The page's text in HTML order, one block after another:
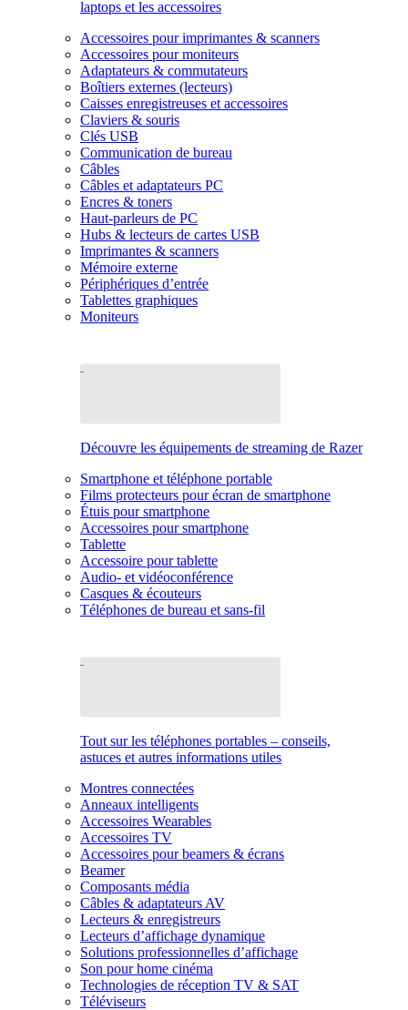
laptops et les accessoires
Accessoires pour imprimantes & scanners
Accessoires pour moniteurs
Adaptateurs & commutateurs
Boîtiers externes (lecteurs)
Caisses enregistreuses et accessoires
Claviers & souris
Clés USB
Communication de bureau
Câbles
Câbles et adaptateurs PC
Encres & toners
Haut-parleurs de PC
Hubs & lecteurs de cartes USB
Imprimantes & scanners
Mémoire externe
Périphériques d’entrée
Tablettes graphiques
Moniteurs
Découvre les équipements de streaming de Razer
Smartphone et téléphone portable
Films protecteurs pour écran de smartphone
Étuis pour smartphone
Accessoires pour smartphone
Tablette
Accessoire pour tablette
Audio- et vidéoconférence
Casques & écouteurs
Téléphones de bureau et sans-fil
Tout sur les téléphones portables – conseils,
astuces et autres informations utiles
Montres connectées
Anneaux intelligents
Accessoires Wearables
Accessoires TV
Accessoires pour beamers & écrans
Beamer
Composants média
Câbles & adaptateurs AV
Lecteurs & enregistreurs
Lecteurs d’affichage dynamique
Solutions professionnelles d’affichage
Son pour home cinéma
Technologies de réception TV & SAT
Téléviseurs